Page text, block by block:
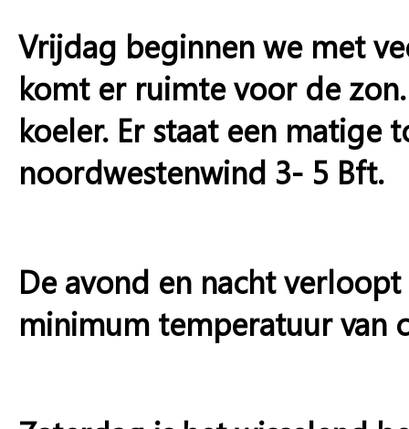
Vrijdag beginnen we met
komt er ruimte voor de
koeler. Er staat een
noordwestenwind 3- 5 Bft.
De avond en nacht
minimum temperatuur van